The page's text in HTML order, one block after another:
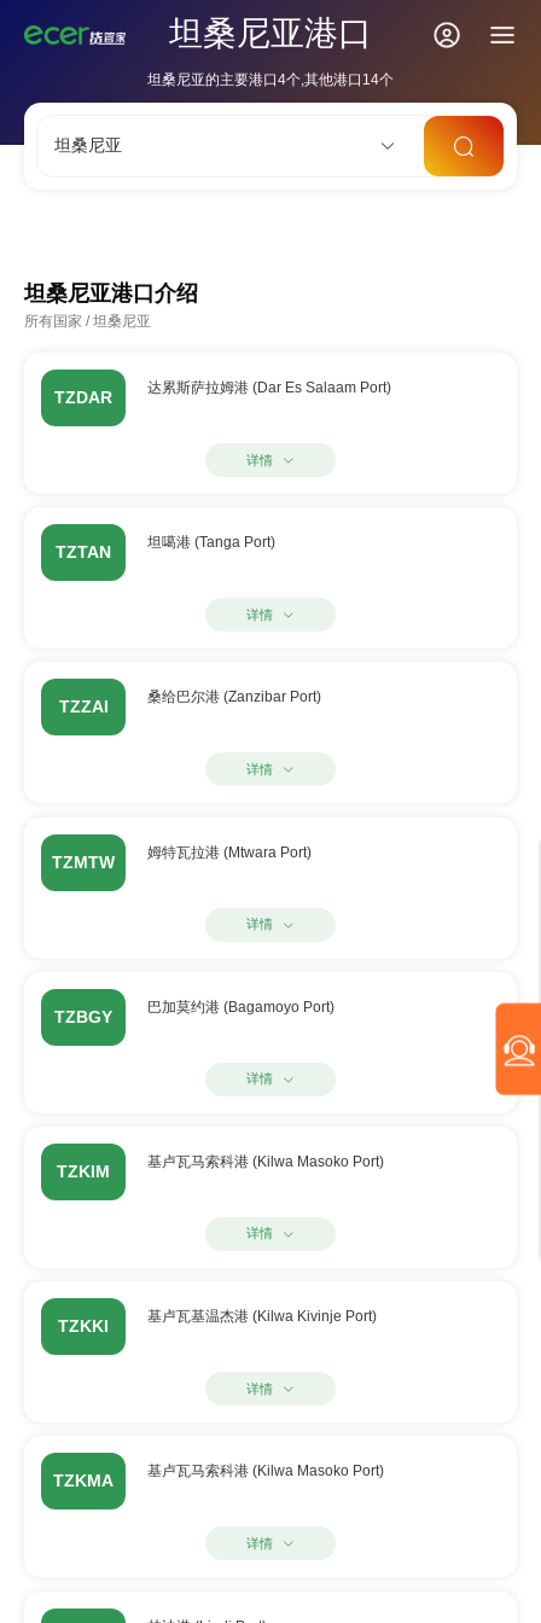
坦桑尼亚港口
坦桑尼亚的主要港口4个,其他港口14个
坦桑尼亚
坦桑尼亚港口介绍
所有国家 /坦桑尼亚
TZDAR 达累斯萨拉姆港 (Dar Es Salaam Port)
详情
TZTAN 坦噶港 (Tanga Port)
详情
TZZAI 桑给巴尔港 (Zanzibar Port)
详情
TZMTW 姆特瓦拉港 (Mtwara Port)
详情
TZBGY 巴加莫约港 (Bagamoyo Port)
详情
TZKIM 基卢瓦马索科港 (Kilwa Masoko Port)
详情
TZKKI 基卢瓦基温杰港 (Kilwa Kivinje Port)
详情
TZKMA 基卢瓦马索科港 (Kilwa Masoko Port)
详情